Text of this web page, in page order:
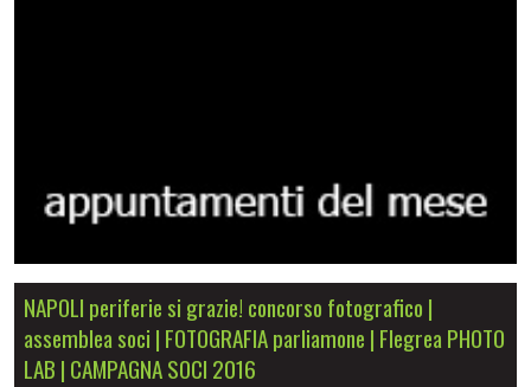
NAPOLI periferie si grazie! concorso fotografico |
assemblea soci | FOTOGRAFIA parliamone | Flegrea PHOTO
LAB | CAMPAGNA SOCI 2016